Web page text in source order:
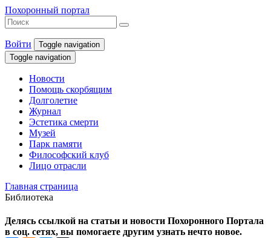
Похоронный портал
Войти
Toggle navigation
Toggle navigation
Новости
Помощь скорбящим
Долголетие
Журнал
Эстетика смерти
Музей
Парк памяти
Философский клуб
Лицо отрасли
Главная страница
Библиотека
Делясь ссылкой на статьи и новости Похоронного Портала
в соц. сетях, вы помогаете другим узнать нечто новое.